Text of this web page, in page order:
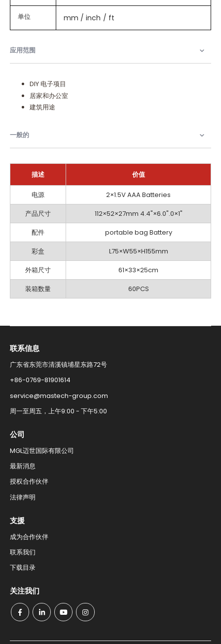
单位 mm / inch / ft
应用范围
DIY 电子项目
居家和办公室
建筑用途
一般的
描述 价值
电源
2×1.5V AAA Batteries
产品尺寸
112×52×27mm 4.4"×6.0".0×1"
配件
portable bag Battery
彩盒
L75×W55×H155mm
外箱尺寸
61×33×25cm
装箱数量
60PCS
联系信息​
广东省东莞市清溪镇埔星东路72号
+86-0769-81901614​
service@mastech-group.com​
周一至周五，上午9:00 - 下午5:00​
公司
MGL迈世国际有限公司
最新消息​
授权合作伙伴​
法律声明
支援​
成为合作伙伴
联系我们​
下载目录​
关注我们